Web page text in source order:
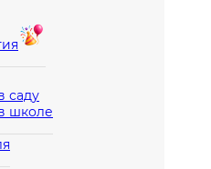
саду
школе